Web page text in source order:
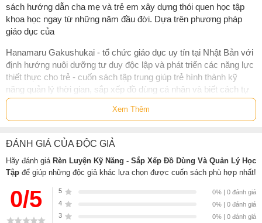
sách hướng dẫn cha mẹ và trẻ em xây dựng thói quen học tập
khoa học ngay từ những năm đầu đời. Dựa trên phương pháp
giáo dục của
Hanamaru Gakushukai - tổ chức giáo dục uy tín tại Nhật Bản với
định hướng nuôi dưỡng tư duy độc lập và phát triển các năng lực
thiết thực cho trẻ - cuốn sách tập trung giúp trẻ hình thành kỹ
năng quản lý thời gian, sắp xếp đồ dùng cá nhân và biết cách tự
tổ chức việc học tập một cách hợp lý.
Với lối trình bày gần gũi, minh họa sinh động cùng nhiều ví dụ cụ
sách vở đúng giờ hay lên kế hoạch cho từng ngày lại đóng vai trò
quan trọng trong học tập và sinh hoạt. Đồng thời, cuốn sách đưa
ra các gợi ý đơn giản, dễ áp dụng để trẻ có thể luyện tập từng
phụ huynh đồng hành cùng con, hỗ trợ trẻ phát triển tính kỷ luật,
khả năng tập trung và tinh thần chủ động, những nền tảng quan
trọng cho quá trình học tập lâu dài.
Xem Thêm
ĐÁNH GIÁ CỦA ĐỘC GIẢ
Hãy đánh giá Rèn Luyện Kỹ Năng - Sắp Xếp Đồ Dùng Và Quản Lý Học
Tập để giúp những độc giả khác lựa chọn được cuốn sách phù hợp nhất!
0/5 5
0% | 0 đánh giá
4
0% | 0 đánh giá
3
0% | 0 đánh giá